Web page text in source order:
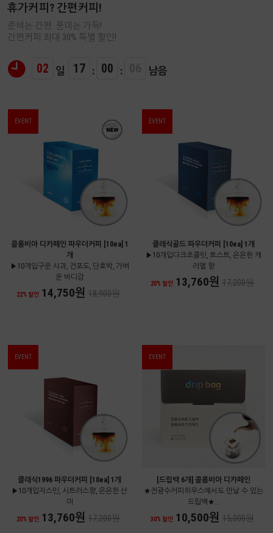
휴가커피? 간편커피!
준비는 간편. 풍미는 가득!
간편커피 최대 30% 특별 할인!
02 일 17 : 00 : 남음
EVENT
콜롬비아 디카페인 파우더커피 [10ea] 1
개
▶10개입구운 사과, 건포도, 단호박, 가벼
운 바디감
22% 할인 14,750원 18,900원
EVENT
클래식골드 파우더커피 [10ea] 1개
▶10개입다크초콜릿, 토스트, 은은한 캐
러멜 향
20% 할인 13,760원 17,200원
EVENT
클래식1996 파우더커피 [10ea] 1개
▶10개입자스민, 시트러스향, 은은한 산
미
20% 할인 13,760원 17,200원
EVENT
[드립백 6개] 콜롬비아 디카페인
★전광수커피하우스에서도 만날 수 있는
드립백★...
30% 할인 10,500원 15,000원